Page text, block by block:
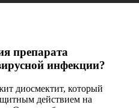
препарата
инфекции?
диосмектит, который
действием на